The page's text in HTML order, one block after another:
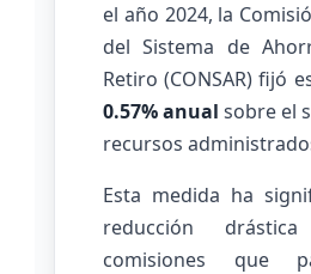
el año 2024, la
del Sistema de
Retiro (CONSAR) fijó
0.57% anual sobre el
recursos
Esta medida ha
reducción
comisiones que